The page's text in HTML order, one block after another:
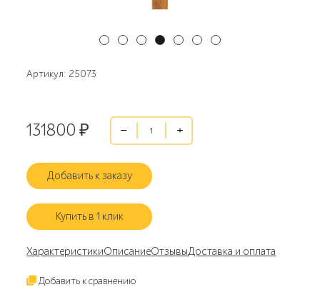
Артикул: 25073
131800 ₽
Добавить к заказу
Купить в 1 клик
ХарактеристикиОписаниеОтзывыДоставка и оплата
Добавить к сравнению